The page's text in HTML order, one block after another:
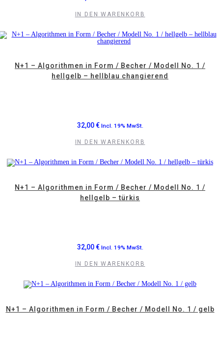
IN DEN WARENKORB
N+1 – Algorithmen in Form / Becher / Modell No. 1 /
hellgelb – hellblau changierend
32,00€ Incl. 19% MwSt.
IN DEN WARENKORB
N+1 – Algorithmen in Form / Becher / Modell No. 1 /
hellgelb – türkis
32,00€ Incl. 19% MwSt.
IN DEN WARENKORB
N+1 – Algorithmen in Form / Becher / Modell No. 1 / gelb